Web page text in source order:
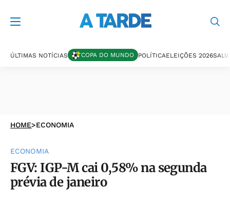
ÚLTIMAS NOTÍCIAS COPA DO MUNDO POLÍTICAELEIÇÕES 2026
HOME>ECONOMIA
ECONOMIA
FGV: IGP-M cai 0,58% na segunda
prévia de janeiro